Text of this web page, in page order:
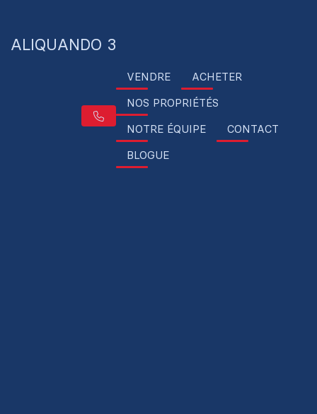
ALIQUANDO 3
VENDRE
ACHETER
NOS PROPRIÉTÉS
NOTRE ÉQUIPE
CONTACT
BLOGUE